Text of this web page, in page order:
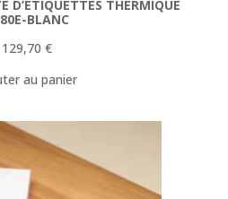
D’ETIQUETTES THERMIQUE
BLANC
129,70 €
au panier